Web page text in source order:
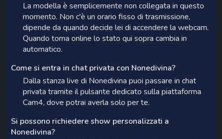
La modella è semplicemente non collegata in questo
momento. Non c'è un orario fisso di trasmissione,
dipende da quando decide lei di accendere la webcam.
Quando torna online lo stato qui sopra cambia in
automatico.
Come si entra in chat privata con Nonedivina?
Dalla stanza live di Nonedivina puoi passare in chat
privata tramite il pulsante dedicato sulla piattaforma
Cam4, dove potrai averla solo per te.
Si possono richiedere show personalizzati a
Nonedivina?